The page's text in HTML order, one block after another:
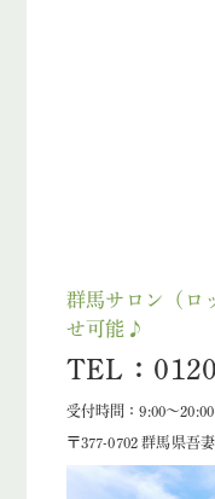
群馬サロン（ロ
せ可能♪
TEL：
受付時間：9:00～20:00
〒377-0702 群馬県吾